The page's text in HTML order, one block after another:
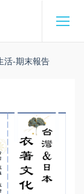
活-期末報告